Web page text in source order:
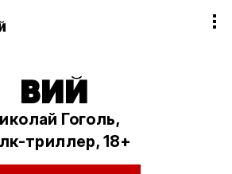
ВИЙ
Гоголь,
триллер, 18+